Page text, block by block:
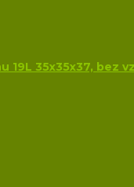
19L 35x35x37, bez